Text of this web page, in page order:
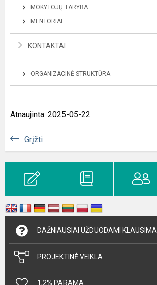
MOKYTOJŲ TARYBA
MENTORIAI
KONTAKTAI
ORGANIZACINĖ STRUKTŪRA
Atnaujinta: 2025-05-22
Grįžti
DAŽNIAUSIAI UŽDUODAMI KLAUSIMAI
PROJEKTINĖ VEIKLA
1,2% PARAMA